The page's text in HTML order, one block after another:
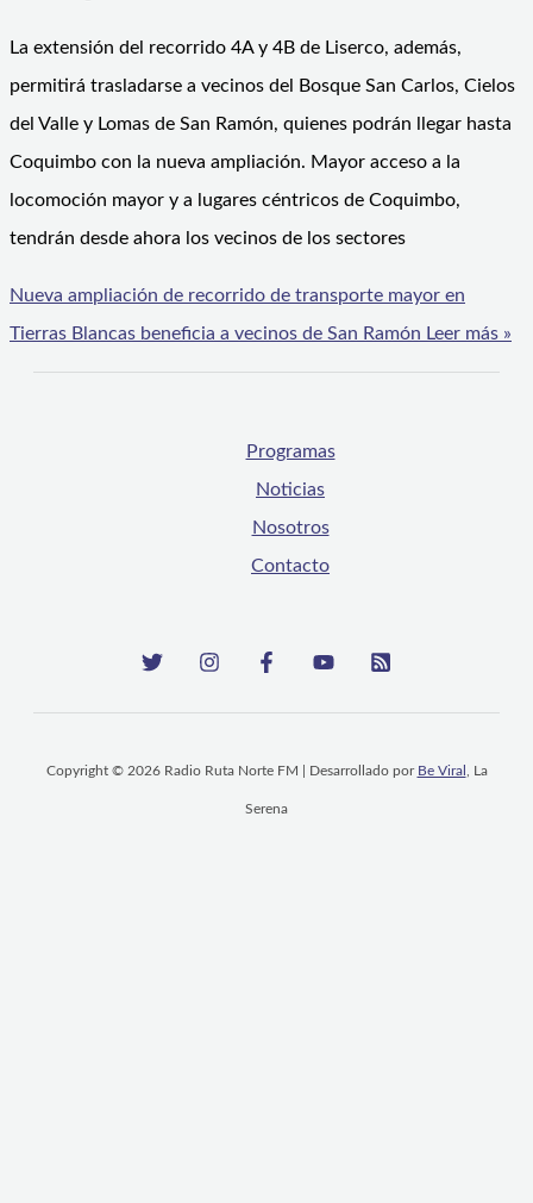
La extensión del recorrido 4A y 4B de Liserco, además,
permitirá trasladarse a vecinos del Bosque San Carlos, Cielos
del Valle y Lomas de San Ramón, quienes podrán llegar hasta
Coquimbo con la nueva ampliación. Mayor acceso a la
locomoción mayor y a lugares céntricos de Coquimbo,
tendrán desde ahora los vecinos de los sectores
Nueva ampliación de recorrido de transporte mayor en
Tierras Blancas beneficia a vecinos de San Ramón Leer más »
Programas
Noticias
Nosotros
Contacto
Copyright © 2026 Radio Ruta Norte FM | Desarrollado por Be Viral , La
Serena